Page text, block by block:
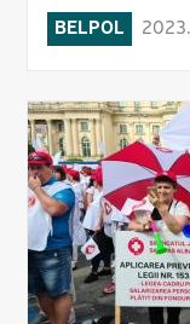
BELPOL